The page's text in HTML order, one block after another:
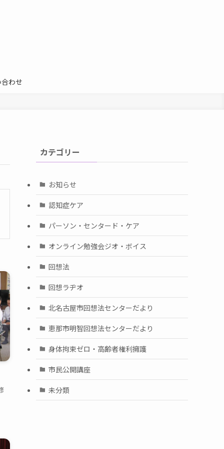
わせ
カテゴリー
お知らせ
認知症ケア
パーソン・センタード・ケア
オンライン勉強会ジオ・ボイス
回想法
回想ラヂオ
北名古屋市回想法センターだより
恵那市明智回想法センターだより
身体拘束ゼロ・高齢者権利擁護
市民公開講座
未分類